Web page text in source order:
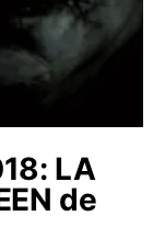
LA
de